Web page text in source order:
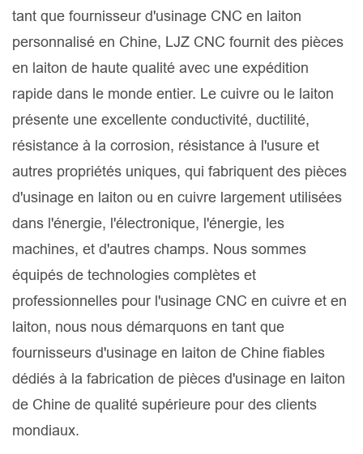
tant que fournisseur d'usinage CNC en laiton
personnalisé en Chine, LJZ CNC fournit des pièces
en laiton de haute qualité avec une expédition
rapide dans le monde entier. Le cuivre ou le laiton
présente une excellente conductivité, ductilité,
résistance à la corrosion, résistance à l'usure et
autres propriétés uniques, qui fabriquent des pièces
d'usinage en laiton ou en cuivre largement utilisées
dans l'énergie, l'électronique, l'énergie, les
machines, et d'autres champs. Nous sommes
équipés de technologies complètes et
professionnelles pour l'usinage CNC en cuivre et en
laiton, nous nous démarquons en tant que
fournisseurs d'usinage en laiton de Chine fiables
dédiés à la fabrication de pièces d'usinage en laiton
de Chine de qualité supérieure pour des clients
mondiaux.